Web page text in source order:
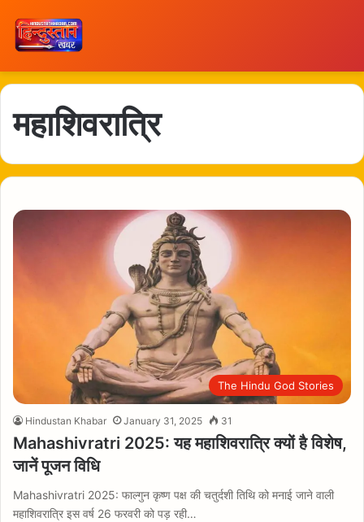
महाशिवरात्रि
The Hindu God Stories
Hindustan Khabar January 31, 2025 31
Mahashivratri 2025: यह महाशिवरात्रि क्यों है विशेष,
जानें पूजन विधि
Mahashivratri 2025: फाल्गुन कृष्ण पक्ष की चतुर्दशी तिथि को मनाई जाने वाली
महाशिवरात्रि इस वर्ष 26 फरवरी को पड़ रही…